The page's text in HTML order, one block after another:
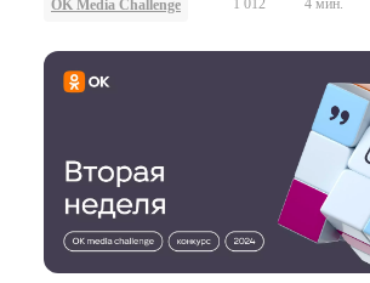
OK Media Challenge 1 012 4 мин.